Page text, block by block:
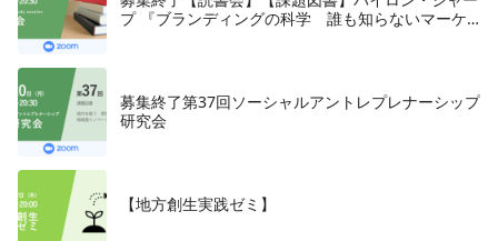
プ 『ブランディングの科学 誰も知らないマーケ
募集終了第37回ソーシャルアントレプレナーシップ
研究会
【地方創生実践ゼミ】